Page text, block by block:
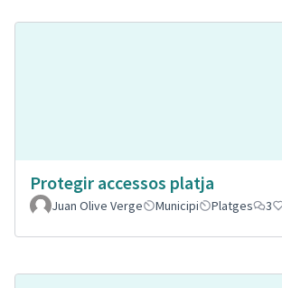
Protegir accessos platja
Juan Olive Verge
Municipi Platges 3